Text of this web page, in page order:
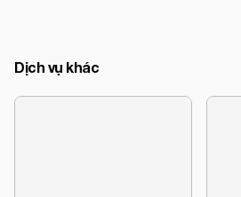
Dịch vụ khác